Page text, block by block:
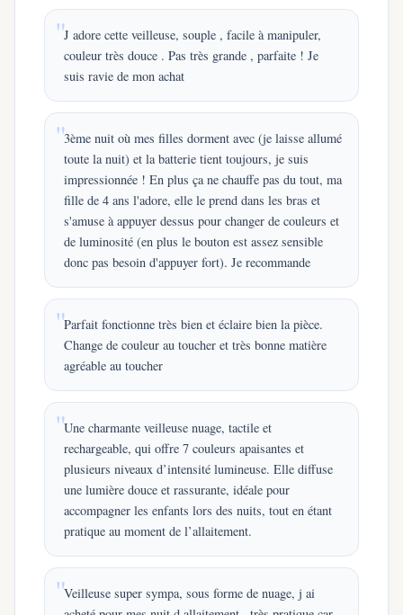
J adore cette veilleuse, souple , facile à manipuler,
couleur très douce . Pas très grande , parfaite ! Je
suis ravie de mon achat
3ème nuit où mes filles dorment avec (je laisse allumé
toute la nuit) et la batterie tient toujours, je suis
impressionnée ! En plus ça ne chauffe pas du tout, ma
fille de 4 ans l'adore, elle le prend dans les bras et
s'amuse à appuyer dessus pour changer de couleurs et
de luminosité (en plus le bouton est assez sensible
donc pas besoin d'appuyer fort). Je recommande
Parfait fonctionne très bien et éclaire bien la pièce.
Change de couleur au toucher et très bonne matière
agréable au toucher
Une charmante veilleuse nuage, tactile et
rechargeable, qui offre 7 couleurs apaisantes et
plusieurs niveaux d’intensité lumineuse. Elle diffuse
une lumière douce et rassurante, idéale pour
accompagner les enfants lors des nuits, tout en étant
pratique au moment de l’allaitement.
Veilleuse super sympa, sous forme de nuage, j ai